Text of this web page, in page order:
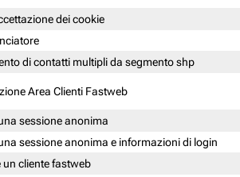
dei cookie
di contatti multipli da segmento shp
Area Clienti Fastweb
sessione anonima
sessione anonima e informazioni di login
un cliente fastweb